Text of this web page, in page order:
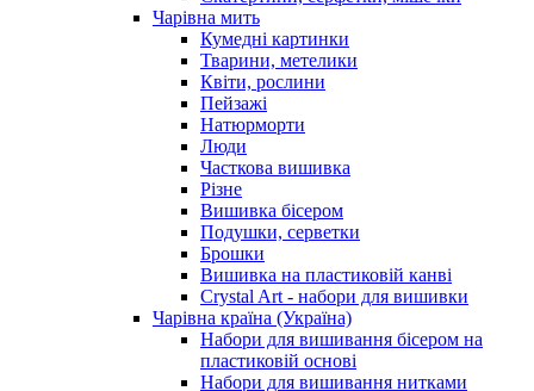
Чарiвна мить
Кумедні картинки
Тварини, метелики
Квіти, рослини
Пейзажі
Натюрморти
Люди
Часткова вишивка
Різне
Вишивка бісером
Подушки, серветки
Брошки
Вишивка на пластиковій канві
Crystal Art - набори для вишивки
Чарівна країна (Україна)
Набори для вишивання бісером на
пластиковій основі
Набори для вишивання нитками